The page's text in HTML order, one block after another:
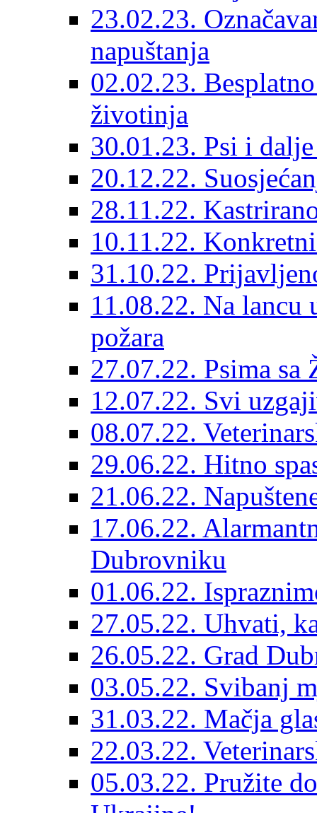
23.02.23.
napuštanja
02.02.23.
životinja
30.01.23. Psi i
20.12.22.
28.11.22.
10.11.22.
31.10.22.
11.08.22. Na
požara
27.07.22. Psima sa
12.07.22. Svi
08.07.22.
29.06.22. Hitno
21.06.22.
17.06.22.
Dubrovniku
01.06.22.
27.05.22. Uhvati,
26.05.22. Grad
03.05.22. Svibanj
31.03.22. Mačja
22.03.22.
05.03.22. Pružite